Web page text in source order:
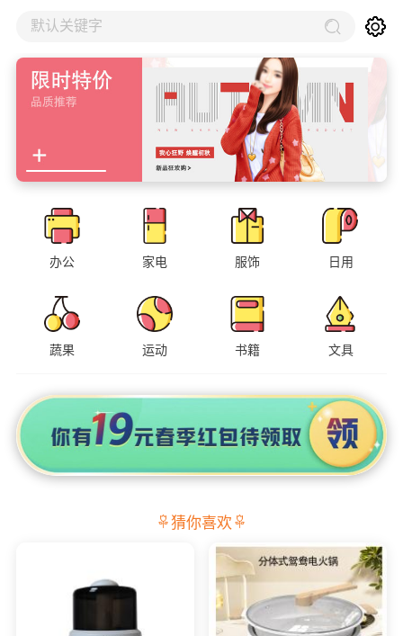
默认关键字
办公 家电 服饰 日用
蔬果 运动 书籍 文具
猜你喜欢